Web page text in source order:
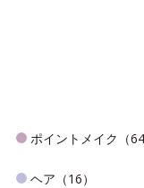
ポイントメイク（64
ヘア（16）